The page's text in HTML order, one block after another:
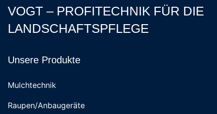
VOGT – PROFITECHNIK FÜR DIE
LANDSCHAFTSPFLEGE
Unsere Produkte
Mulchtechnik
Raupen/Anbaugeräte